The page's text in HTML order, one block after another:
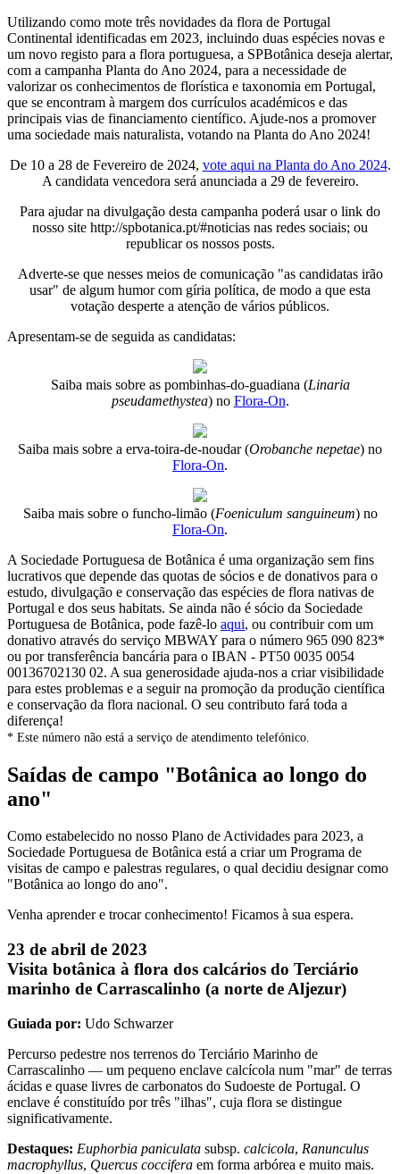
Utilizando como mote três novidades da flora de Portugal
Continental identificadas em 2023, incluindo duas espécies novas e
um novo registo para a flora portuguesa, a SPBotânica deseja alertar,
com a campanha Planta do Ano 2024, para a necessidade de
valorizar os conhecimentos de florística e taxonomia em Portugal,
que se encontram à margem dos currículos académicos e das
principais vias de financiamento científico. Ajude-nos a promover
uma sociedade mais naturalista, votando na Planta do Ano 2024!
De 10 a 28 de Fevereiro de 2024, vote aqui na Planta do Ano 2024.
A candidata vencedora será anunciada a 29 de fevereiro.
Para ajudar na divulgação desta campanha poderá usar o link do
nosso site http://spbotanica.pt/#noticias nas redes sociais; ou
republicar os nossos posts.
Adverte-se que nesses meios de comunicação "as candidatas irão
usar" de algum humor com gíria política, de modo a que esta
votação desperte a atenção de vários públicos.
Apresentam-se de seguida as candidatas:
Saiba mais sobre as pombinhas-do-guadiana (Linaria
pseudamethystea) no Flora-On.
Saiba mais sobre a erva-toira-de-noudar (Orobanche nepetae) no
Flora-On.
Saiba mais sobre o funcho-limão (Foeniculum sanguineum) no
Flora-On.
A Sociedade Portuguesa de Botânica é uma organização sem fins
lucrativos que depende das quotas de sócios e de donativos para o
estudo, divulgação e conservação das espécies de flora nativas de
Portugal e dos seus habitats. Se ainda não é sócio da Sociedade
Portuguesa de Botânica, pode fazê-lo aqui, ou contribuir com um
donativo através do serviço MBWAY para o número 965 090 823*
ou por transferência bancária para o IBAN - PT50 0035 0054
00136702130 02. A sua generosidade ajuda-nos a criar visibilidade
para estes problemas e a seguir na promoção da produção científica
e conservação da flora nacional. O seu contributo fará toda a
diferença!
* Este número não está a serviço de atendimento telefónico.
Saídas de campo "Botânica ao longo do
ano"
Como estabelecido no nosso Plano de Actividades para 2023, a
Sociedade Portuguesa de Botânica está a criar um Programa de
visitas de campo e palestras regulares, o qual decidiu designar como
"Botânica ao longo do ano".
Venha aprender e trocar conhecimento! Ficamos à sua espera.
23 de abril de 2023
Visita botânica à flora dos calcários do Terciário
marinho de Carrascalinho (a norte de Aljezur)
Guiada por: Udo Schwarzer
Percurso pedestre nos terrenos do Terciário Marinho de
Carrascalinho — um pequeno enclave calcícola num "mar" de terras
ácidas e quase livres de carbonatos do Sudoeste de Portugal. O
enclave é constituído por três "ilhas", cuja flora se distingue
significativamente.
Destaques: Euphorbia paniculata subsp. calcicola, Ranunculus
macrophyllus, Quercus coccifera em forma arbórea e muito mais.